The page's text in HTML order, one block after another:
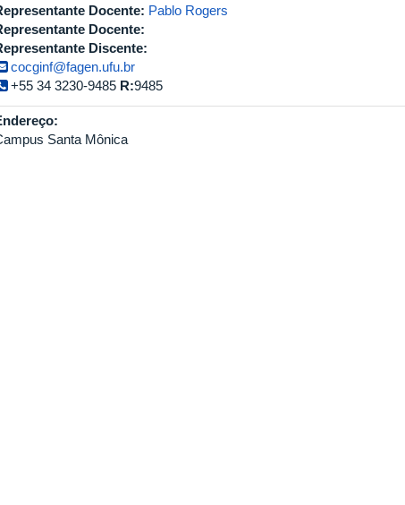
Docente: Pablo Rogers
Docente:
Discente:
cocginf@fagen.ufu.br
+55 34 3230-9485 R:9485
Santa Mônica